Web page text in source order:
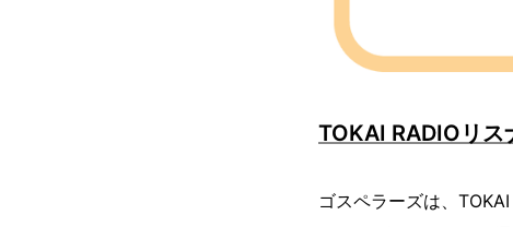
TOKAI RADIOリス
ゴスペラーズは、